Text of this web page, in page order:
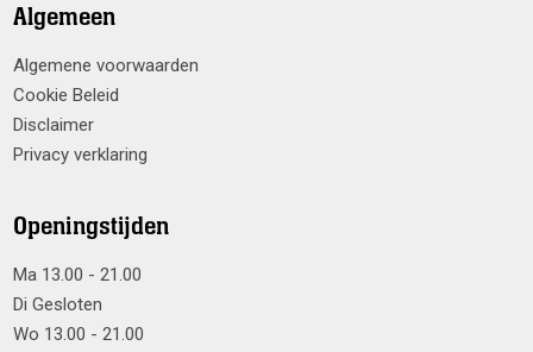
Algemeen
Algemene voorwaarden
Cookie Beleid
Disclaimer
Privacy verklaring
Openingstijden
Ma 13.00 - 21.00
Di Gesloten
Wo 13.00 - 21.00